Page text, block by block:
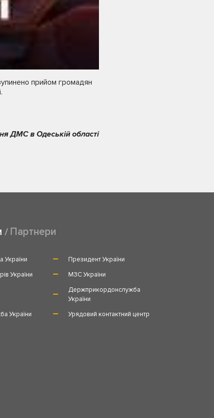
прийом громадян
ДМС в Одеській області
Партнери
України
Президент України
України
МЗС України
Держприкордонслужба
України
України
Урядовий контактний центр